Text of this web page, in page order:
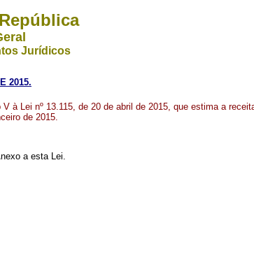
Jurídicos
2015.
V à Lei nº 13.115, de 20 de abril de 2015, que estima a
de 2015.
a esta Lei.